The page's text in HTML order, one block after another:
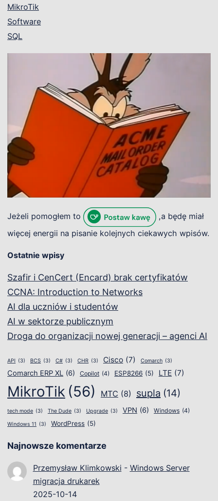
MikroTik
Software
SQL
Jeżeli pomogłem to
,a będę miał
więcej energii na pisanie kolejnych ciekawych wpisów.
Ostatnie wpisy
Szafir i CenCert (Encard) brak certyfikatów
CCNA: Introduction to Networks
AI dla uczniów i studentów
AI w sektorze publicznym
Droga do organizacji nowej generacji – agenci AI
API (3) BCS (3) C# (3) CHR (3) Cisco (7) Comarch (3)
Comarch ERP XL (6) Copilot (4) ESP8266 (5) LTE (7)
MikroTik (56) MTC (8) supla (14)
tech mode (3) The Dude (3) Upgrade (3) VPN (6) Windows (4)
Windows 11 (3) WordPress (5)
Najnowsze komentarze
Przemysław Klimkowski - Windows Server
migracja drukarek
2025-10-14